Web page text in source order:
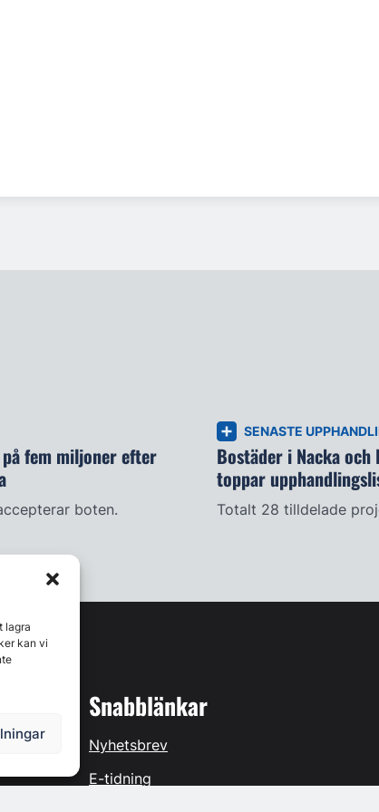
lagra
kan vi
på fem miljoner efter
boten.
SENASTE
Bostäder i Nacka
toppar
Totalt 28 tilldelade
Snabblänkar
Nyhetsbrev
E-tidning